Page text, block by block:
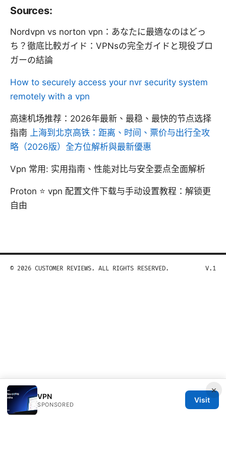
Sources:
Nordvpn vs norton vpn：あなたに最適なのはどっ
ち？徹底比較ガイド：VPNsの完全ガイドと現役ブロ
ガーの結論
How to securely access your nvr security system
remotely with a vpn
高速机场推荐：2026年最新、最稳、最快的节点选择
指南 上海到北京高铁：距离、时间、票价与出行全攻
略（2026版）全方位解析與最新優惠
Vpn 常用: 实用指南、性能对比与安全要点全面解析
Proton ⭐ vpn 配置文件下载与手动设置教程：解锁更
自由
×
VPN
SPONSORED
Visit
© 2026 CUSTOMER REVIEWS. ALL RIGHTS RESERVED. V.1